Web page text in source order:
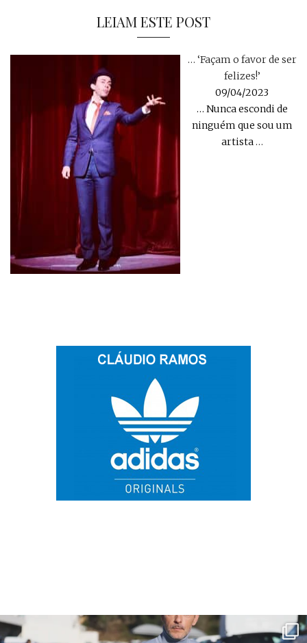
LEIAM ESTE POST
… ‘Façam o favor de ser
felizes!’
09/04/2023
… Nunca escondi de
ninguém que sou um
artista…